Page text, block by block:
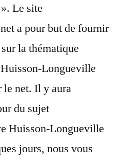
Le site
a pour but de fournir
la thématique
Longueville
le net. Il y aura
du sujet
Huisson-Longueville
jours, nous vous